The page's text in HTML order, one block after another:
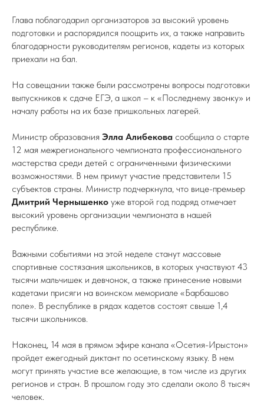
Глава поблагодарил организаторов за высокий уровень
подготовки и распорядился поощрить их, а также направить
благодарности руководителям регионов, кадеты из которых
приехали на бал.
На совещании также были рассмотрены вопросы подготовки
выпускников к сдаче ЕГЭ, а школ – к «Последнему звонку» и
началу работы на их базе пришкольных лагерей.
Министр образования Элла Алибекова сообщила о старте
12 мая межрегионального чемпионата профессионального
мастерства среди детей с ограниченными физическими
возможностями. В нем примут участие представители 15
субъектов страны. Министр подчеркнула, что вице-премьер
Дмитрий Чернышенко уже второй год подряд отмечает
высокий уровень организации чемпионата в нашей
республике.
Важными событиями на этой неделе станут массовые
спортивные состязания школьников, в которых участвуют 43
тысячи мальчишек и девчонок, а также принесение новыми
кадетами присяги на воинском мемориале «Барбашово
поле». В республике в рядах кадетов состоят свыше 1,4
тысячи школьников.
Наконец, 14 мая в прямом эфире канала «Осетия-Ирыстон»
пройдет ежегодный диктант по осетинскому языку. В нем
могут принять участие все желающие, в том числе из других
регионов и стран. В прошлом году это сделали около 8 тысяч
человек.